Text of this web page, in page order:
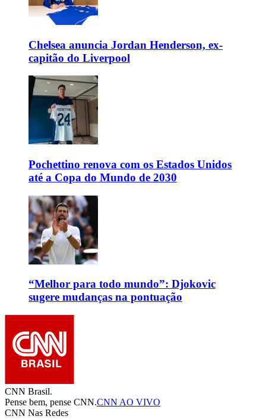
Chelsea anuncia Jordan Henderson, ex-
capitão do Liverpool
Pochettino renova com os Estados Unidos
até a Copa do Mundo de 2030
“Melhor para todo mundo”: Djokovic
sugere mudanças na pontuação
CNN Brasil.
Pense bem, pense CNN.CNN AO VIVO
CNN Nas Redes